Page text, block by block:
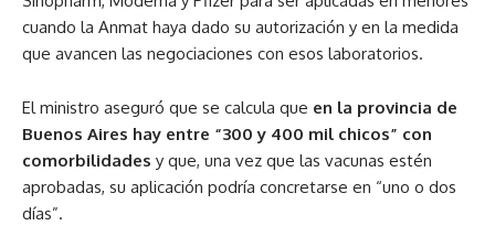
cuando la Anmat haya dado su autorización y en la medida
que avancen las negociaciones con esos laboratorios.
El ministro aseguró que se calcula que en la provincia de
Buenos Aires hay entre “300 y 400 mil chicos” con
comorbilidades y que, una vez que las vacunas estén
aprobadas, su aplicación podría concretarse en “uno o dos
días”.